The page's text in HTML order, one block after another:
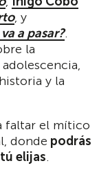
, y
a pasar?.
la
y la
faltar el mítico
donde podrás
elijas.